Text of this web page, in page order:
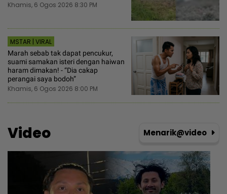
Khamis, 6 Ogos 2026 8:30 PM
MSTAR | VIRAL
Marah sebab tak dapat pencukur,
suami samakan isteri dengan haiwan
haram dimakan! - “Dia cakap
perangai saya bodoh”
Khamis, 6 Ogos 2026 8:00 PM
Video Menarik@video